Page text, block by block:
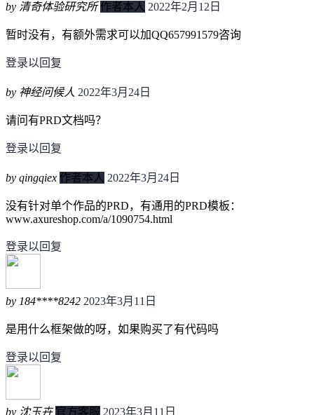
by 清奇体验研究所 作者本人 2022年2月12日
暂时没有，有额外需求可以加QQ657991579咨询
登录以回复
by 神经问候人 2022年3月24日
请问有PRD文档吗？
登录以回复
by qingqiex 作者本人 2022年3月24日
没有针对单个作品的PRD，有通用的PRD模板：
www.axureshop.com/a/1090754.html
登录以回复
by 184****8242 2023年3月11日
是用什么框架做的呀，如果购买了有代码吗
登录以回复
by 沈玉卉 官方客服 2023年3月11日